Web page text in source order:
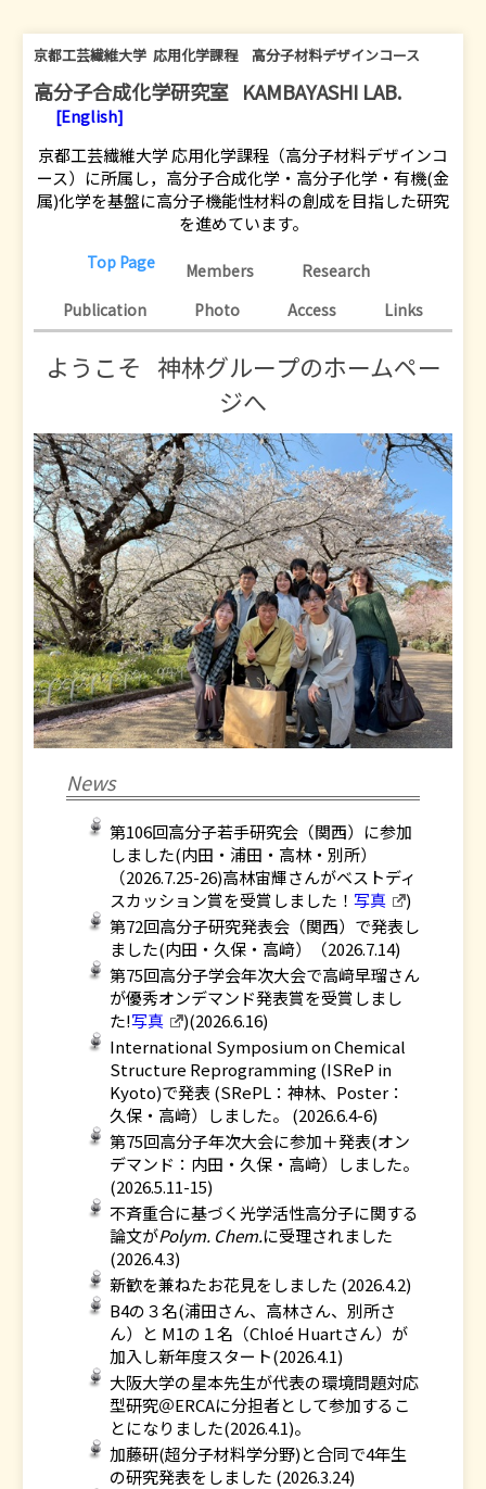
京都工芸繊維大学 応用化学課程 高分子材料デザインコース
高分子合成化学研究室 KAMBAYASHI LAB.
[English]
京都工芸繊維大学 応用化学課程（高分子材料デザインコ
ース）に所属し，高分子合成化学・高分子化学・有機(金
属)化学を基盤に高分子機能性材料の創成を目指した研究
を進めています。
Top Page Members
Research
Publication
Photo Access Links
ようこそ 神林グループのホームペー
ジへ
News
第106回高分子若手研究会（関西）に参加
しました(内田・浦田・高林・別所）
（2026.7.25-26)高林宙輝さんがベストディ
スカッション賞を受賞しました！ 写真
)
第72回高分子研究発表会（関西）で発表し
ました(内田・久保・高﨑）（2026.7.14)
第75回高分子学会年次大会で高﨑早瑠さん
が優秀オンデマンド発表賞を受賞しまし
た!写真
)(2026.6.16)
International Symposium on Chemical
Structure Reprogramming (ISReP in
Kyoto)で発表 (SRePL：神林、Poster：
久保・高﨑）しました。 (2026.6.4-6)
第75回高分子年次大会に参加＋発表(オン
デマンド：内田・久保・高﨑）しました。
(2026.5.11-15)
不斉重合に基づく光学活性高分子に関する
論文がPolym. Chem.に受理されました
(2026.4.3)
新歓を兼ねたお花見をしました (2026.4.2)
B4の３名(浦田さん、高林さん、別所さ
ん）と M1の１名（Chloé Huartさん）が
加入し新年度スタート(2026.4.1)
大阪大学の星本先生が代表の環境問題対応
型研究＠ERCAに分担者として参加するこ
とになりました(2026.4.1)。
加藤研(超分子材料学分野)と合同で4年生
の研究発表をしました (2026.3.24)